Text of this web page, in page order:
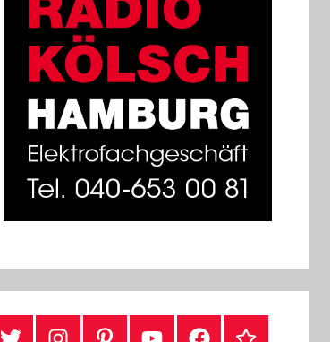
#TwitterInstagramPinterestYouTubeFacebook
TikTok